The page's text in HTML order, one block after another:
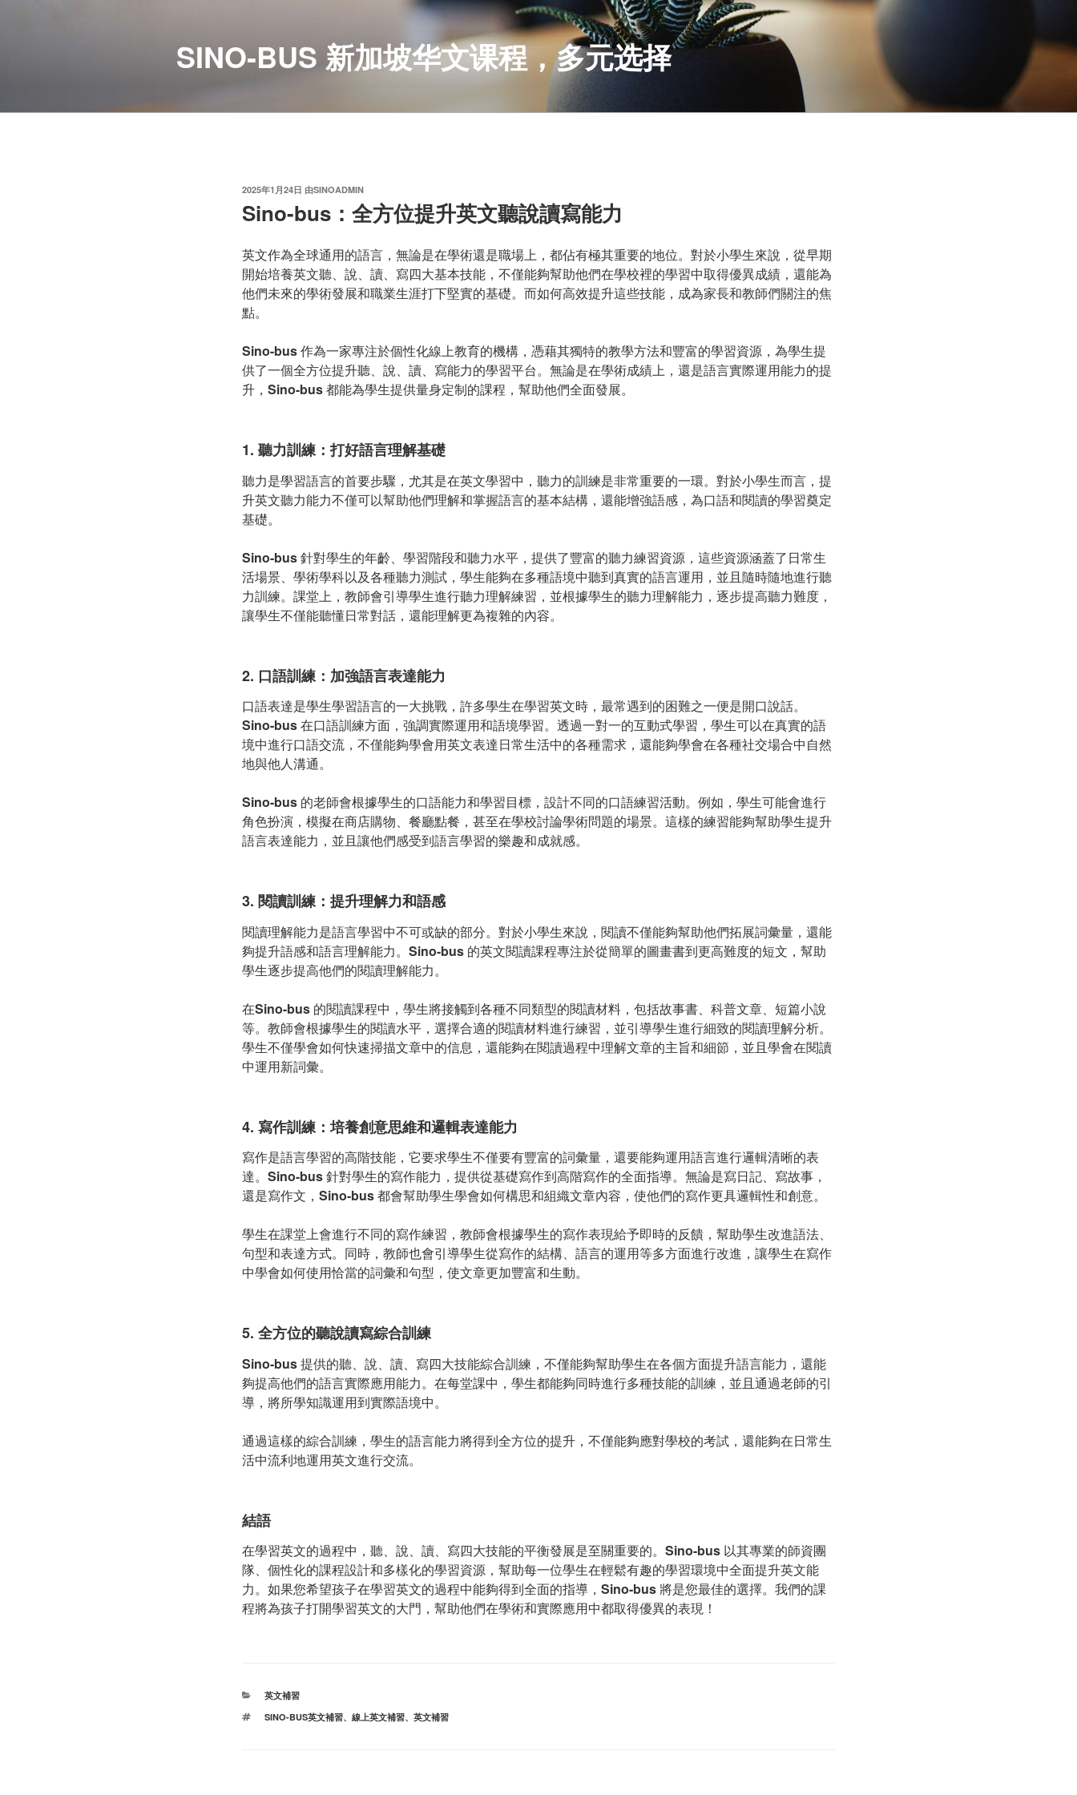
SINO-BUS 新加坡华文课程，多元选择
发
于
2025年1月24日 由SINOADMIN
Sino-bus：全方位提升英文聽說讀寫能力
英文作為全球通用的語言，無論是在學術還是職場上，都佔有極其重要的地位。對於小學生來說，從早期
開始培養英文聽、說、讀、寫四大基本技能，不僅能夠幫助他們在學校裡的學習中取得優異成績，還能為
他們未來的學術發展和職業生涯打下堅實的基礎。而如何高效提升這些技能，成為家長和教師們關注的焦
點。
Sino-bus作為一家專注於個性化線上教育的機構，憑藉其獨特的教學方法和豐富的學習資源，為學生提
供了一個全方位提升聽、說、讀、寫能力的學習平台。無論是在學術成績上，還是語言實際運用能力的提
升， Sino-bus都能為學生提供量身定制的課程，幫助他們全面發展。
1. 聽力訓練：打好語言理解基礎
聽力是學習語言的首要步驟，尤其是在英文學習中，聽力的訓練是非常重要的一環。對於小學生而言，提
升英文聽力能力不僅可以幫助他們理解和掌握語言的基本結構，還能增強語感，為口語和閱讀的學習奠定
基礎。
Sino-bus針對學生的年齡、學習階段和聽力水平，提供了豐富的聽力練習資源，這些資源涵蓋了日常生
活場景、學術學科以及各種聽力測試，學生能夠在多種語境中聽到真實的語言運用，並且隨時隨地進行聽
力訓練。課堂上，教師會引導學生進行聽力理解練習，並根據學生的聽力理解能力，逐步提高聽力難度，
讓學生不僅能聽懂日常對話，還能理解更為複雜的內容。
2. 口語訓練：加強語言表達能力
口語表達是學生學習語言的一大挑戰，許多學生在學習英文時，最常遇到的困難之一便是開口說話。
Sino-bus在口語訓練方面，強調實際運用和語境學習。透過一對一的互動式學習，學生可以在真實的語
境中進行口語交流，不僅能夠學會用英文表達日常生活中的各種需求，還能夠學會在各種社交場合中自然
地與他人溝通。
Sino-bus 的老師會根據學生的口語能力和學習目標，設計不同的口語練習活動。例如，學生可能會進行
角色扮演，模擬在商店購物、餐廳點餐，甚至在學校討論學術問題的場景。這樣的練習能夠幫助學生提升
語言表達能力，並且讓他們感受到語言學習的樂趣和成就感。
3. 閱讀訓練：提升理解力和語感
閱讀理解能力是語言學習中不可或缺的部分。對於小學生來說，閱讀不僅能夠幫助他們拓展詞彙量，還能
夠提升語感和語言理解能力。 Sino-bus 的英文閱讀課程專注於從簡單的圖畫書到更高難度的短文，幫助
學生逐步提高他們的閱讀理解能力。
在Sino-bus 的閱讀課程中，學生將接觸到各種不同類型的閱讀材料，包括故事書、科普文章、短篇小說
等。教師會根據學生的閱讀水平，選擇合適的閱讀材料進行練習，並引導學生進行細致的閱讀理解分析。
學生不僅學會如何快速掃描文章中的信息，還能夠在閱讀過程中理解文章的主旨和細節，並且學會在閱讀
中運用新詞彙。
4.寫作訓練：培養創意思維和邏輯表達能力
寫作是語言學習的高階技能，它要求學生不僅要有豐富的詞彙量，還要能夠運用語言進行邏輯清晰的表
達。 Sino-bus針對學生的寫作能力，提供從基礎寫作到高階寫作的全面指導。無論是寫日記、寫故事，
還是寫作文， Sino-bus都會幫助學生學會如何構思和組織文章內容，使他們的寫作更具邏輯性和創意。
學生在課堂上會進行不同的寫作練習，教師會根據學生的寫作表現給予即時的反饋，幫助學生改進語法、
句型和表達方式。同時，教師也會引導學生從寫作的結構、語言的運用等多方面進行改進，讓學生在寫作
中學會如何使用恰當的詞彙和句型，使文章更加豐富和生動。
5. 全方位的聽說讀寫綜合訓練
Sino-bus提供的聽、說、讀、寫四大技能綜合訓練，不僅能夠幫助學生在各個方面提升語言能力，還能
夠提高他們的語言實際應用能力。在每堂課中，學生都能夠同時進行多種技能的訓練，並且通過老師的引
導，將所學知識運用到實際語境中。
通過這樣的綜合訓練，學生的語言能力將得到全方位的提升，不僅能夠應對學校的考試，還能夠在日常生
活中流利地運用英文進行交流。
結語
在學習英文的過程中，聽、說、讀、寫四大技能的平衡發展是至關重要的。 Sino-bus 以其專業的師資團
隊、個性化的課程設計和多樣化的學習資源，幫助每一位學生在輕鬆有趣的學習環境中全面提升英文能
力。如果您希望孩子在學習英文的過程中能夠得到全面的指導， Sino-bus 將是您最佳的選擇。我們的課
程將為孩子打開學習英文的大門，幫助他們在學術和實際應用中都取得優異的表現！
分
英文補習
标
SINO-BUS英文補習、 線上英文補習、 英文補習